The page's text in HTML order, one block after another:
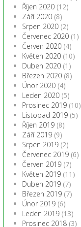
Říjen 2020 (12)
Září 2020 (8)
Srpen 2020 (2)
Červenec 2020 (1)
Červen 2020 (4)
Květen 2020 (10)
Duben 2020 (1)
Březen 2020 (8)
Únor 2020 (4)
Leden 2020 (5)
Prosinec 2019 (10)
Listopad 2019 (5)
Říjen 2019 (8)
Září 2019 (9)
Srpen 2019 (2)
Červenec 2019 (6)
Červen 2019 (7)
Květen 2019 (11)
Duben 2019 (7)
Březen 2019 (7)
Únor 2019 (6)
Leden 2019 (13)
Prosinec 2018 (3)